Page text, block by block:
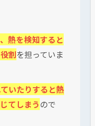
熱を検知すると
割を担っていま
いたりすると熱
てしまう ので